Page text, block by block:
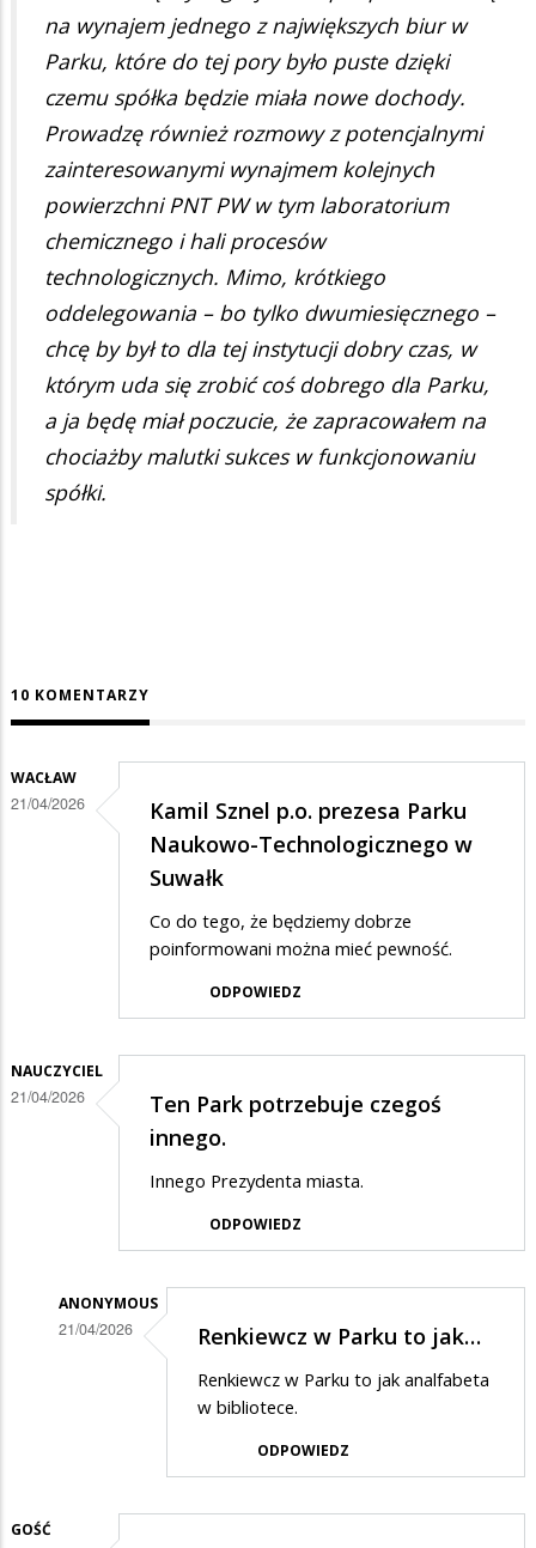
na wynajem jednego z największych biur w
Parku, które do tej pory było puste dzięki
czemu spółka będzie miała nowe dochody.
Prowadzę również rozmowy z potencjalnymi
zainteresowanymi wynajmem kolejnych
powierzchni PNT PW w tym laboratorium
chemicznego i hali procesów
technologicznych. Mimo, krótkiego
oddelegowania – bo tylko dwumiesięcznego –
chcę by był to dla tej instytucji dobry czas, w
którym uda się zrobić coś dobrego dla Parku,
a ja będę miał poczucie, że zapracowałem na
chociażby malutki sukces w funkcjonowaniu
spółki.
10 KOMENTARZY
WACŁAW
21/04/2026
Kamil Sznel p.o. prezesa Parku
Naukowo-Technologicznego w
Suwałk
Co do tego, że będziemy dobrze
poinformowani można mieć pewność.
ODPOWIEDZ
NAUCZYCIEL
21/04/2026
Ten Park potrzebuje czegoś
innego.
Innego Prezydenta miasta.
ODPOWIEDZ
ANONYMOUS
21/04/2026 Renkiewcz w Parku to jak…
Renkiewcz w Parku to jak analfabeta
w bibliotece.
ODPOWIEDZ
GOŚĆ